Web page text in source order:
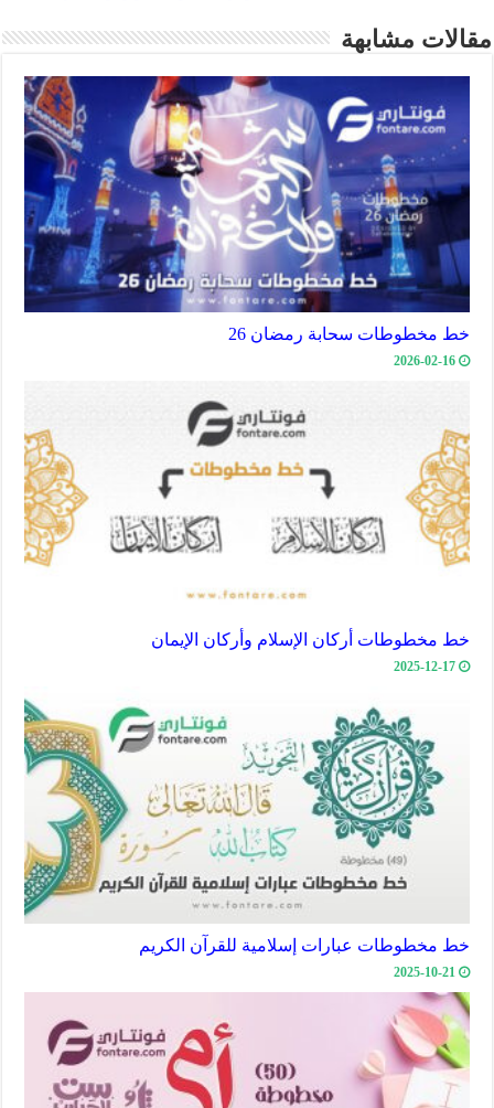
مقالات مشابهة
خط مخطوطات سحابة رمضان 26
2026-02-16
خط مخطوطات أركان الإسلام وأركان الإيمان
2025-12-17
خط مخطوطات عبارات إسلامية للقرآن الكريم
2025-10-21